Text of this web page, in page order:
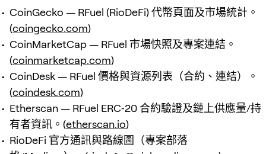
CoinGecko — RFuel (RioDeFi) 代幣頁面及市場統計。
(coingecko.com)
CoinMarketCap — RFuel 市場快照及專案連結。
(coinmarketcap.com)
CoinDesk — RFuel 價格與資源列表（合約、連結）。
(coindesk.com)
Etherscan — RFuel ERC‑20 合約驗證及鏈上供應量/持
有者資訊。(etherscan.io)
RioDeFi 官方通訊與路線圖（專案部落